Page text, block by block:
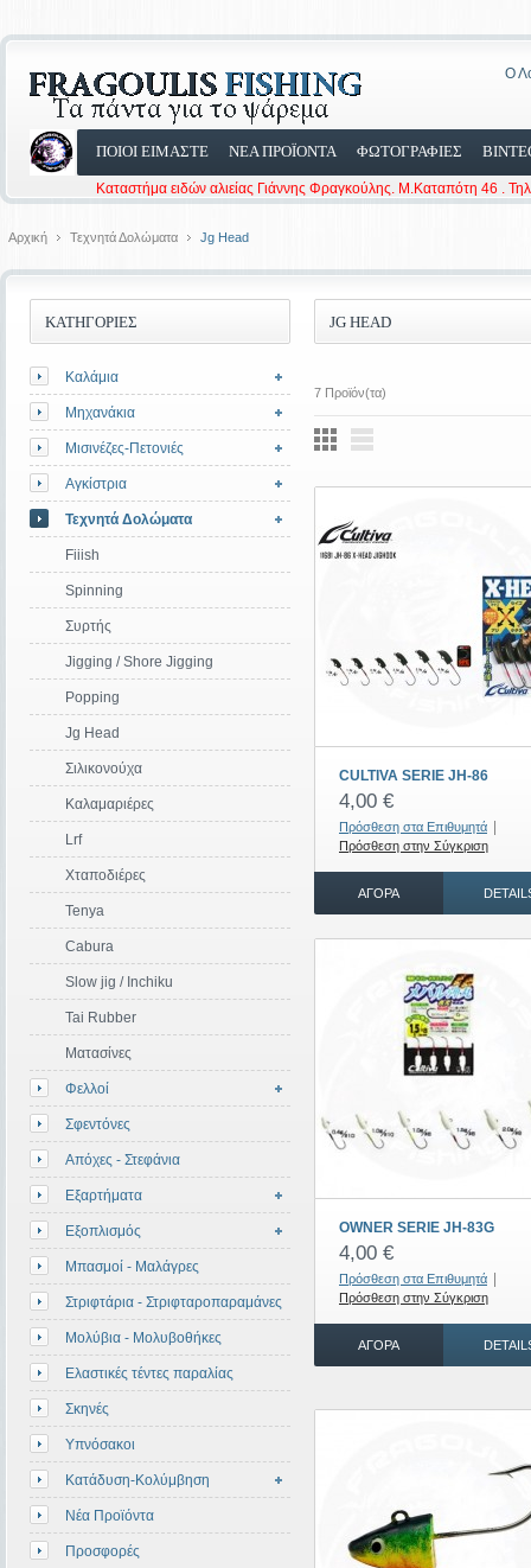
Ο
ΠΟΙΟΙ ΕΙΜΑΣΤΕ ΝΕΑ ΠΡΟΪΟΝΤΑ ΦΩΤΟΓΡΑΦΙΕΣ
Καταστήμα ειδών αλιείας Γιάννης Φραγκούλης. Μ.Καταπότη 46 .
Αρχική Τεχνητά Δολώματα Jg Head
JG HEAD
7 Προϊόν(τα)
CULTIVA SERIE JH-86
4,00 €
Πρόσθεση στα Επιθυμητά
Πρόσθεση στην Σύγκριση
ΑΓΟΡΆ
OWNER SERIE JH-83G
4,00 €
Πρόσθεση στα Επιθυμητά
Πρόσθεση στην Σύγκριση
ΑΓΟΡΆ
ΚΑΤΗΓΟΡΙΕΣ
Καλάμια
Μηχανάκια
Μισινέζες-Πετονιές
Αγκίστρια
Τεχνητά Δολώματα
Fiiish
Spinning
Συρτής
Jigging / Shore Jigging
Popping
Jg Head
Σιλικονούχα
Καλαμαριέρες
Lrf
Χταποδιέρες
Tenya
Cabura
Slow jig / Ιnchiku
Tai Rubber
Ματασίνες
Φελλοί
Σφεντόνες
Απόχες - Στεφάνια
Εξαρτήματα
Εξοπλισμός
Μπασμοί - Μαλάγρες
Στριφτάρια - Στριφταροπαραμάνες
Μολύβια - Μολυβοθήκες
Ελαστικές τέντες παραλίας
Σκηνές
Υπνόσακοι
Κατάδυση-Κολύμβηση
Νέα Προϊόντα
Προσφορές